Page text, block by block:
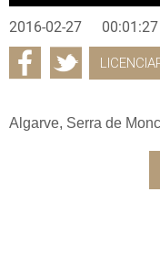
2016-02-27 00:01:27
Algarve, Serra de